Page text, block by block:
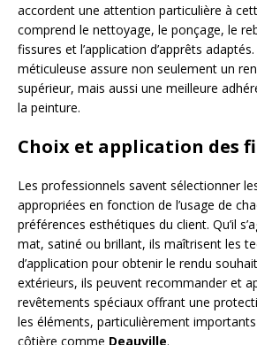
accordent une attention particulière à
comprend le nettoyage, le ponçage, le
fissures et l’application d’apprêts
méticuleuse assure non seulement un
supérieur, mais aussi une meilleure
la peinture.
Choix et application des
Les professionnels savent sélectionner
appropriées en fonction de l’usage de
préférences esthétiques du client. Qu’il
mat, satiné ou brillant, ils maîtrisent les
d’application pour obtenir le rendu
extérieurs, ils peuvent recommander et
revêtements spéciaux offrant une
les éléments, particulièrement
côtière comme Deauville.